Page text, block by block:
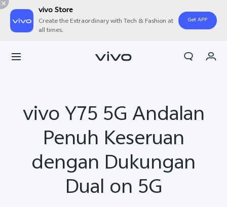
vivo Store
Create the Extraordinary with Tech & Fashion at
all times.
Get APP
Akun Saya
vivo Y75 5G Andalan
Penuh Keseruan
dengan Dukungan
Dual on 5G